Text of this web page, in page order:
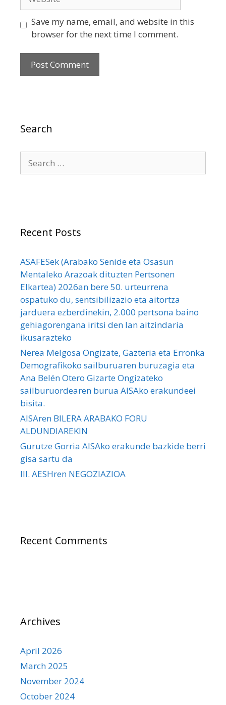
Save my name, email, and website in this
browser for the next time I comment.
Search
Search
for:
Recent Posts
ASAFESek (Arabako Senide eta Osasun
Mentaleko Arazoak dituzten Pertsonen
Elkartea) 2026an bere 50. urteurrena
ospatuko du, sentsibilizazio eta aitortza
jarduera ezberdinekin, 2.000 pertsona baino
gehiagorengana iritsi den lan aitzindaria
ikusarazteko
Nerea Melgosa Ongizate, Gazteria eta Erronka
Demografikoko sailburuaren buruzagia eta
Ana Belén Otero Gizarte Ongizateko
sailburuordearen burua AISAko erakundeei
bisita.
AISAren BILERA ARABAKO FORU
ALDUNDIAREKIN
Gurutze Gorria AISAko erakunde bazkide berri
gisa sartu da
III. AESHren NEGOZIAZIOA
Recent Comments
Archives
April 2026
March 2025
November 2024
October 2024